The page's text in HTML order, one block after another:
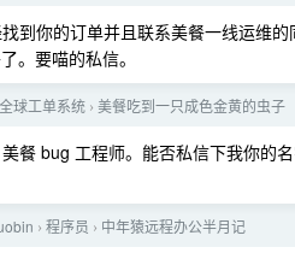
到你的订单并且联系美餐一线运维
。要喵的私信。
全球工单系统 › 美餐吃到一只成色金黄的虫子
餐 bug 工程师。能否私信下我你的
› 程序员 › 中年猿远程办公半月记